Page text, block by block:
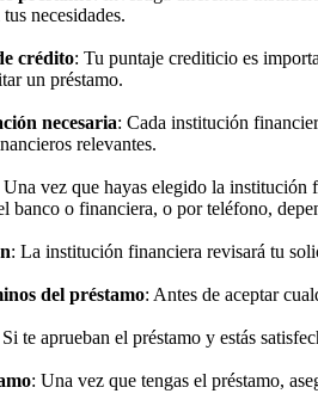
necesidades.
crédito: Tu puntaje crediticio es
un préstamo.
necesaria: Cada institución
relevantes.
Una vez que hayas elegido la institución
banco o financiera, o por teléfono,
: La institución financiera revisará tu
del préstamo: Antes de aceptar
Si te aprueban el préstamo y estás
: Una vez que tengas el préstamo,